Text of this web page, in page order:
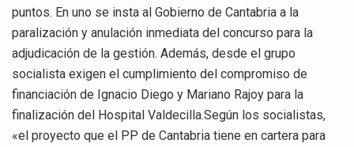
puntos. En uno se insta al Gobierno de Cantabria a la
paralización y anulación inmediata del concurso para la
adjudicación de la gestión. Además, desde el grupo
socialista exigen el cumplimiento del compromiso de
financiación de Ignacio Diego y Mariano Rajoy para la
finalización del Hospital Valdecilla.Según los socialistas,
«el proyecto que el PP de Cantabria tiene en cartera para